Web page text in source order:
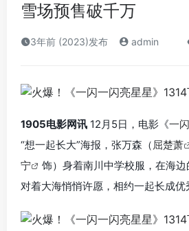
雪场预售破千万
3年前 (2023)发布 admin
1905电影网讯 12月5日，电影《一
“想一起长大”海报，张万森（ 屈楚萧
宁
饰）身着南川中学校服，在海边
对着大海悄悄许愿，相约一起长成优